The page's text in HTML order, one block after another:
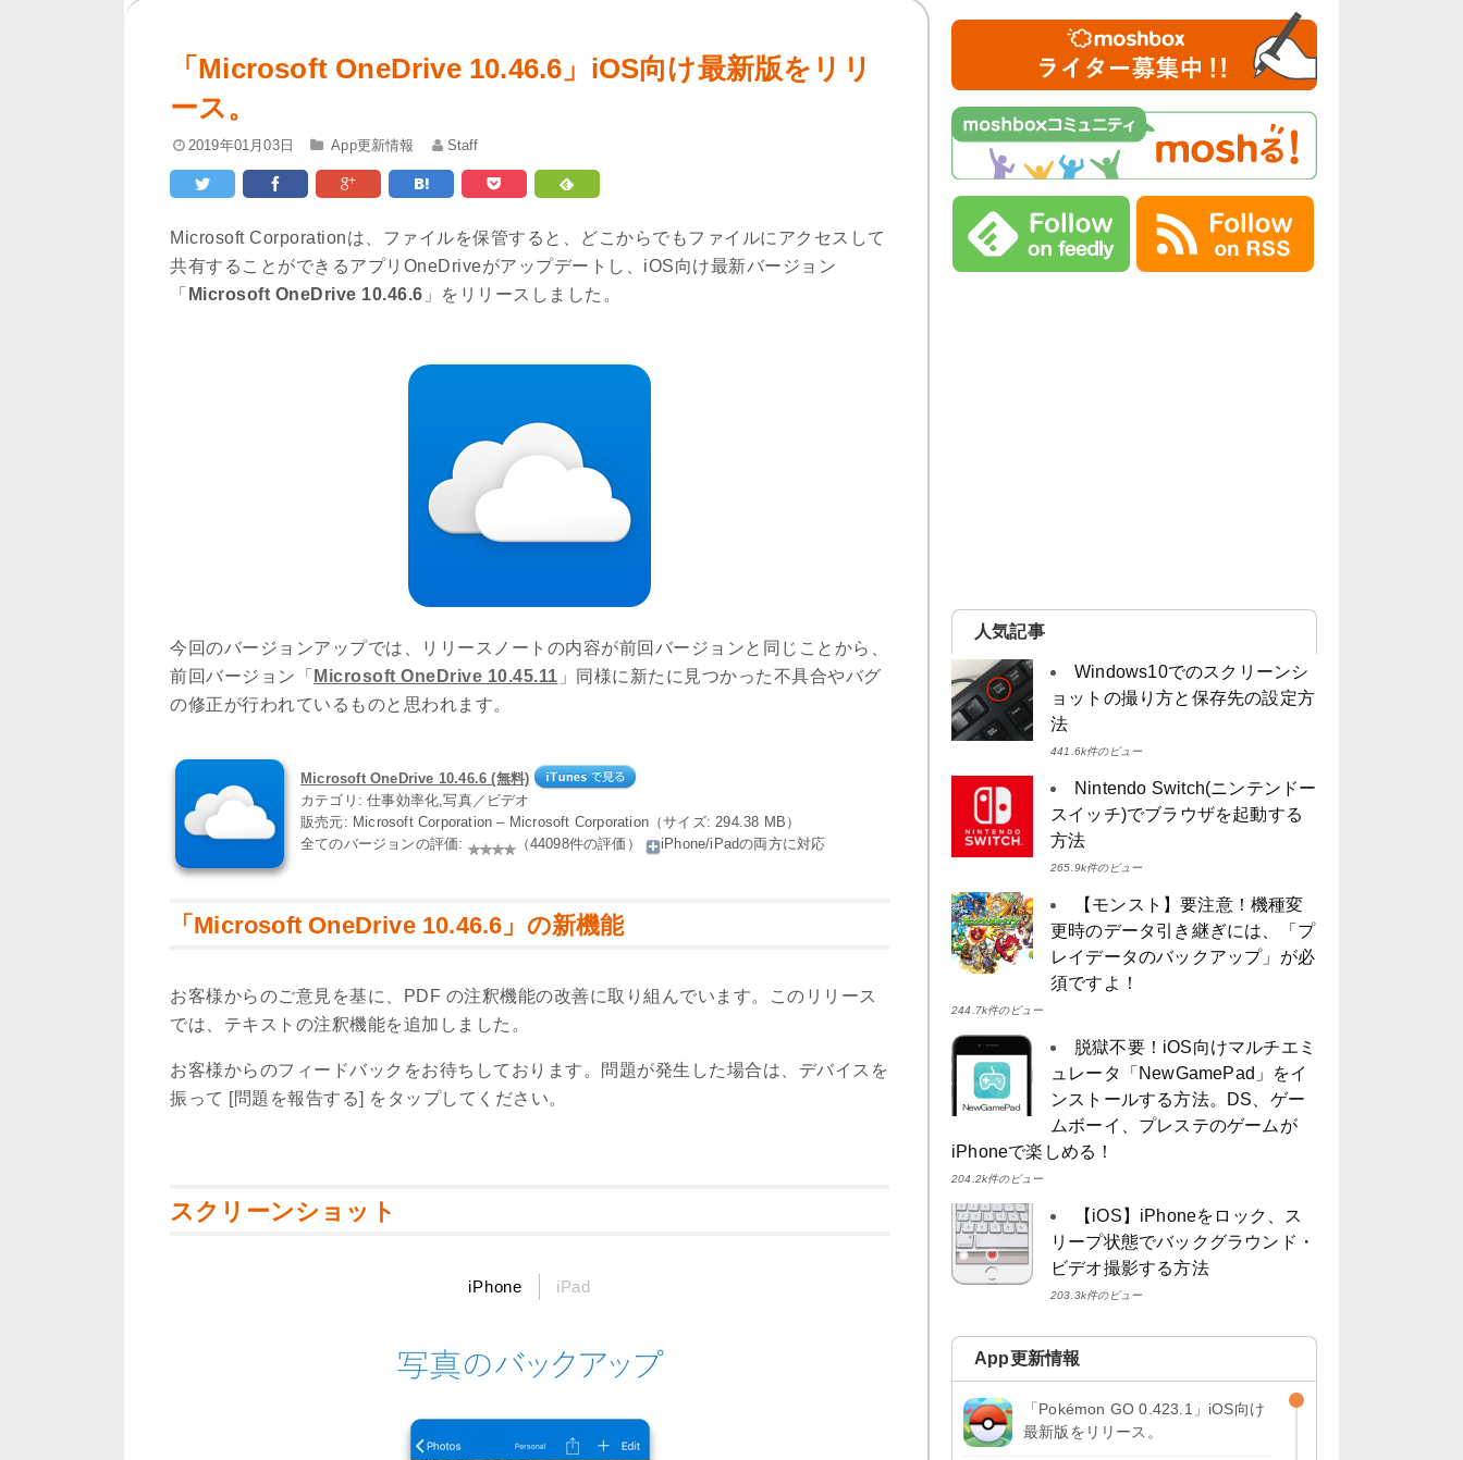
「Microsoft OneDrive 10.46.6」iOS向け最新版をリリ
ース。
2019年01月03日 App更新情報 Staff
Microsoft Corporationは、ファイルを保管すると、どこからでもファイルにアクセスして
共有することができるアプリOneDriveがアップデートし、iOS向け最新バージョン
「 Microsoft OneDrive 10.46.6 」をリリースしました。
今回のバージョンアップでは、リリースノートの内容が前回バージョンと同じことから、
前回バージョン「 Microsoft OneDrive 10.45.11 」同様に新たに見つかった不具合やバグ
の修正が行われているものと思われます。
Microsoft OneDrive 10.46.6 (無料)
カテゴリ: 仕事効率化,写真／ビデオ
販売元: Microsoft Corporation – Microsoft Corporation（サイズ: 294.38 MB）
全てのバージョンの評価:
（44098件の評価） iPhone/iPadの両方に対応
「Microsoft OneDrive 10.46.6」の新機能
お客様からのご意見を基に、PDF の注釈機能の改善に取り組んでいます。このリリース
では、テキストの注釈機能を追加しました。
お客様からのフィードバックをお待ちしております。問題が発生した場合は、デバイスを
振って [問題を報告する] をタップしてください。
スクリーンショット
iPhone iPad
人気記事
Windows10でのスクリーンシ
ョットの撮り方と保存先の設定方
法
441.6k件のビュー
Nintendo Switch(ニンテンドー
スイッチ)でブラウザを起動する
方法
265.9k件のビュー
【モンスト】要注意！機種変
更時のデータ引き継ぎには、「プ
レイデータのバックアップ」が必
須ですよ！
244.7k件のビュー
脱獄不要！iOS向けマルチエミ
ュレータ「NewGamePad」をイ
ンストールする方法。DS、ゲー
ムボーイ、プレステのゲームが
iPhoneで楽しめる！
204.2k件のビュー
【iOS】iPhoneをロック、ス
リープ状態でバックグラウンド・
ビデオ撮影する方法
203.3k件のビュー
App更新情報
「Pokémon GO 0.423.1」iOS向け
最新版をリリース。